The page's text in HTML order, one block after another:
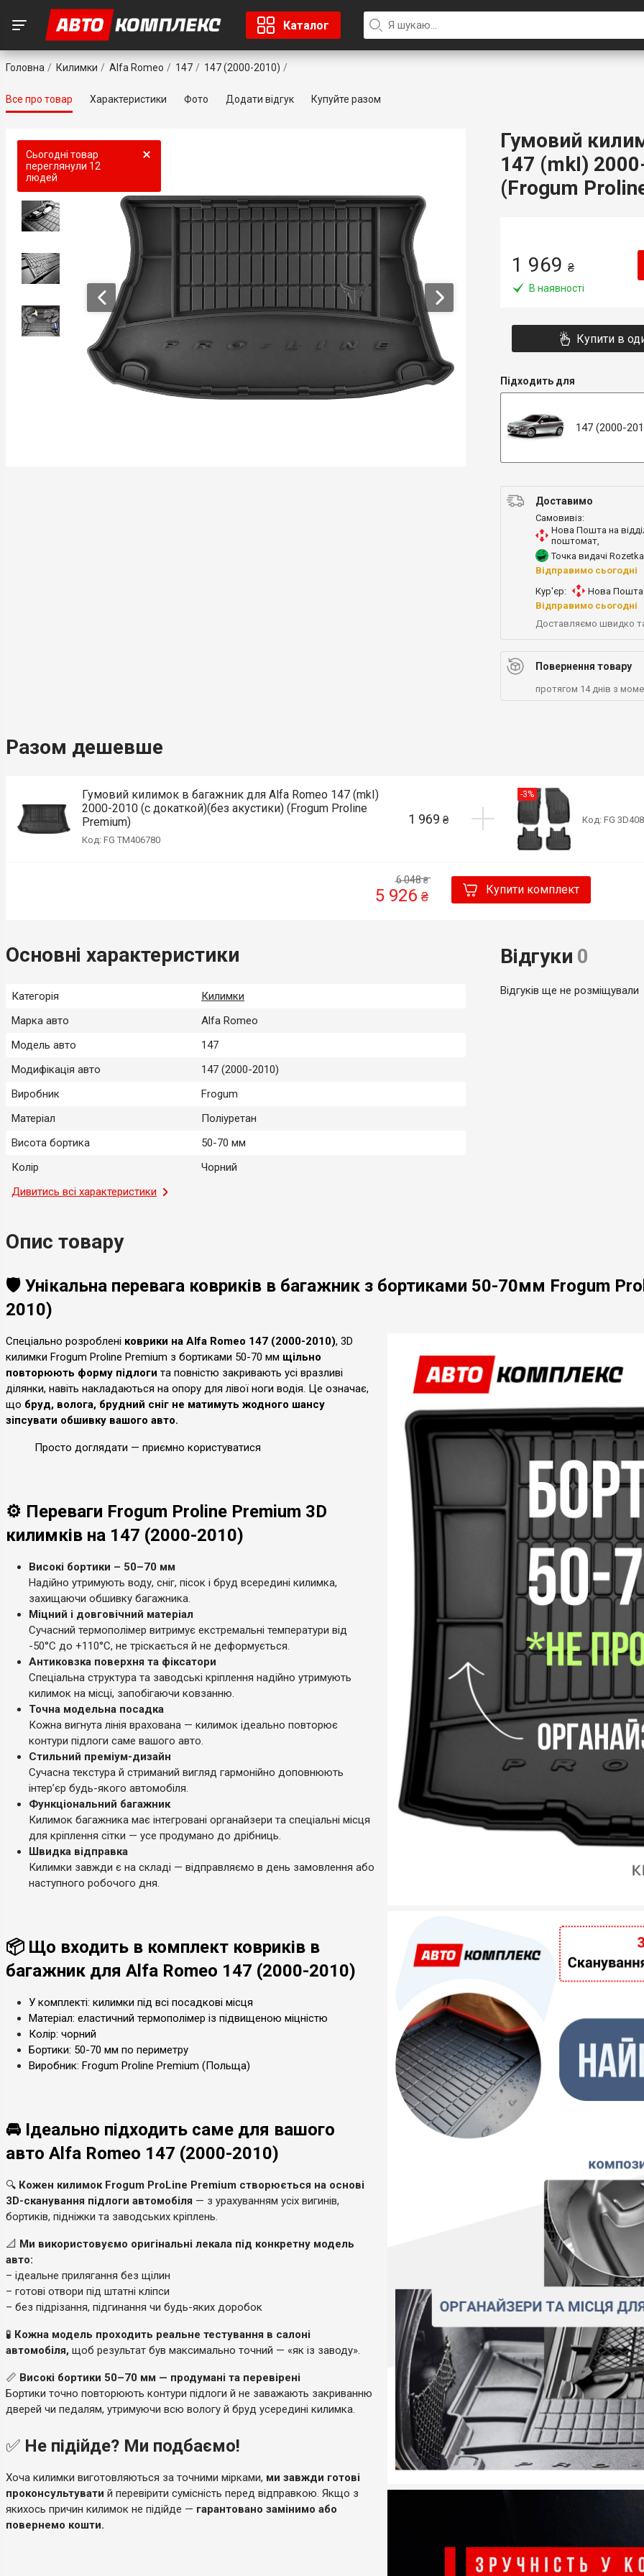
Каталог
Головна Килимки Alfa Romeo 147 147 (2000-2010)
Все про товар Характеристики Фото Додати відгук Купуйте разом
Сьогодні товар
переглянули 12
людей
Гумовий
147 (mkI)
(Frogum
1 969 ₴
В наявності
Купити в
Підходить для
147 (2000-
Доставимо
Самовивіз:
Нова Пошта на
поштомат,
Точка видачі
Відправимо сьогодні
Кур'єр:
Нова Пошта
Відправимо сьогодні
Доставляємо швидко
Повернення товару
протягом 14 днів з
Разом дешевше
Гумовий килимок в багажник для Alfa Romeo 147 (mkI)
2000-2010 (с докаткой)(без акустики) (Frogum Proline
Premium)
Код: FG TM406780
1 969 ₴
-3%
Код: FG
6 048₴
5 926 ₴ Купити комплект
Основні характеристики
Категорія
Килимки
Марка авто
Alfa Romeo
Модель авто
147
Модифікація авто
147 (2000-2010)
Виробник
Frogum
Матеріал
Поліуретан
Висота бортика
50-70 мм
Колір
Чорний
Місце застосування
Країна-виробник
Дивитись всі характеристики
Відгуки 0
Відгуків ще не розміщували
Опис товару
🛡️ Унікальна перевага ковриків в багажник з бортиками 50-70мм Frogum
2010)
Спеціально розроблені коврики на Alfa Romeo 147 (2000-2010), 3D
килимки Frogum Proline Premium з бортиками 50-70 мм щільно
повторюють форму підлоги та повністю закривають усі вразливі
ділянки, навіть накладаються на опору для лівої ноги водія. Це означає,
що бруд, волога, брудний сніг не матимуть жодного шансу
зіпсувати обшивку вашого авто.
Просто доглядати — приємно користуватися
⚙️ Переваги Frogum Proline Premium 3D
килимків на 147 (2000-2010)
Високі бортики – 50–70 мм
Надійно утримують воду, сніг, пісок і бруд всередині килимка,
захищаючи обшивку багажника.
Міцний і довговічний матеріал
Сучасний термополімер витримує екстремальні температури від
-50°C до +110°C, не тріскається й не деформується.
Антиковзка поверхня та фіксатори
Спеціальна структура та заводські кріплення надійно утримують
килимок на місці, запобігаючи ковзанню.
Точна модельна посадка
Кожна вигнута лінія врахована — килимок ідеально повторює
контури підлоги саме вашого авто.
Стильний преміум-дизайн
Сучасна текстура й стриманий вигляд гармонійно доповнюють
інтер’єр будь-якого автомобіля.
Функціональний багажник
Килимок багажника має інтегровані органайзери та спеціальні місця
для кріплення сітки — усе продумано до дрібниць.
Швидка відправка
Килимки завжди є на складі — відправляємо в день замовлення або
наступного робочого дня.
📦 Що входить в комплект ковриків в
багажник для Alfa Romeo 147 (2000-2010)
У комплекті: килимки під всі посадкові місця
Матеріал: еластичний термополімер із підвищеною міцністю
Колір: чорний
Бортики: 50-70 мм по периметру
Виробник: Frogum Proline Premium (Польща)
🚘 Ідеально підходить саме для вашого
авто Alfa Romeo 147 (2000-2010)
🔍 Кожен килимок Frogum ProLine Premium створюється на основі
3D-сканування підлоги автомобіля — з урахуванням усіх вигинів,
бортиків, підніжки та заводських кріплень.
📐 Ми використовуємо оригінальні лекала під конкретну модель
авто:
– ідеальне прилягання без щілин
– готові отвори під штатні кліпси
– без підрізання, підгинання чи будь-яких доробок
🧪 Кожна модель проходить реальне тестування в салоні
автомобіля, щоб результат був максимально точний — «як із заводу».
📏 Високі бортики 50–70 мм — продумані та перевірені
Бортики точно повторюють контури підлоги й не заважають закриванню
дверей чи педалям, утримуючи всю вологу й бруд усередині килимка.
✅ Не підійде? Ми подбаємо!
Хоча килимки виготовляються за точними мірками, ми завжди готові
проконсультувати й перевірити сумісність перед відправкою. Якщо з
якихось причин килимок не підійде — гарантовано замінимо або
повернемо кошти.